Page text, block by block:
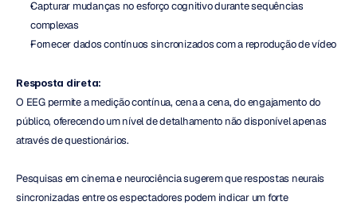
Capturar mudanças no esforço cognitivo durante sequências
complexas
Fornecer dados contínuos sincronizados com a reprodução de vídeo
Resposta direta:
O EEG permite a medição contínua, cena a cena, do engajamento do
público, oferecendo um nível de detalhamento não disponível apenas
através de questionários.
Pesquisas em cinema e neurociência sugerem que respostas neurais
sincronizadas entre os espectadores podem indicar um forte